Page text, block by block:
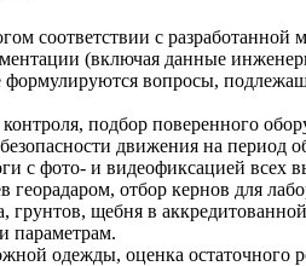
соответствии с
(включая данные
вопросы,
подбор поверенного
движения на период
с фото- и видеофиксацией
отбор кернов для
щебня в
параметрам.
одежды, оценка остаточного